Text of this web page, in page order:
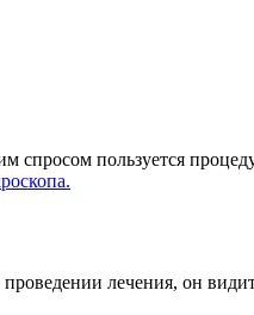
пользуется
лечения, он видит